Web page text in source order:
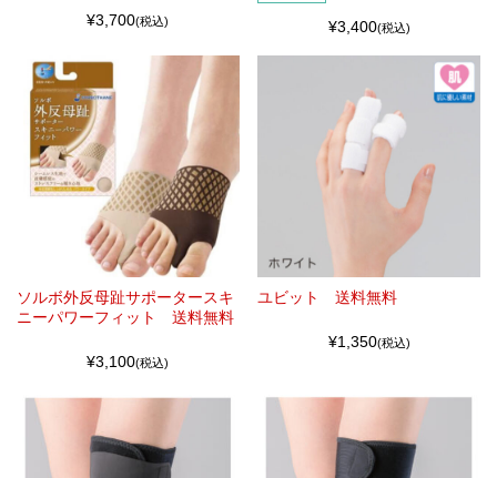
¥3,700(税込) ¥3,400(税込)
ソルボ外反母趾サポータースキ
ニーパワーフィット 送料無料
¥3,100(税込)
ユビット 送料無料
¥1,350(税込)